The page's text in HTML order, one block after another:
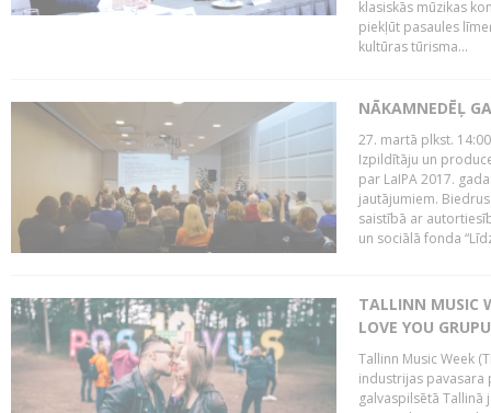
klasiskās mūzikas
piekļūt pasaules
kultūras tūrisma...
NĀKAMNEDĒĻ
27. martā plkst.
Izpildītāju un
par LaIPA 2017.
jautājumiem.
saistībā ar
un sociālā fonda
TALLINN MUSIC
LOVE YOU
Tallinn Music Week
industrijas pavasara
galvaspilsētā Tallinā